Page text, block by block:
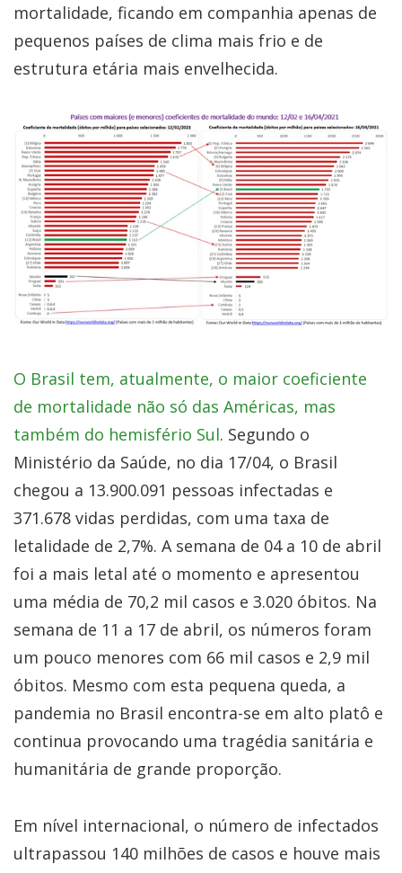
mortalidade, ficando em companhia apenas de
pequenos países de clima mais frio e de
estrutura etária mais envelhecida.
O Brasil tem, atualmente, o maior coeficiente
de mortalidade não só das Américas, mas
também do hemisfério Sul. Segundo o
Ministério da Saúde, no dia 17/04, o Brasil
chegou a 13.900.091 pessoas infectadas e
371.678 vidas perdidas, com uma taxa de
letalidade de 2,7%. A semana de 04 a 10 de abril
foi a mais letal até o momento e apresentou
uma média de 70,2 mil casos e 3.020 óbitos. Na
semana de 11 a 17 de abril, os números foram
um pouco menores com 66 mil casos e 2,9 mil
óbitos. Mesmo com esta pequena queda, a
pandemia no Brasil encontra-se em alto platô e
continua provocando uma tragédia sanitária e
humanitária de grande proporção.
Em nível internacional, o número de infectados
ultrapassou 140 milhões de casos e houve mais